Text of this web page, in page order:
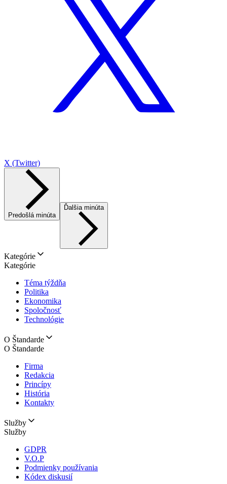
X (Twitter)
Predošlá minúta
Ďalšia minúta
Kategórie
Kategórie
Téma týždňa
Politika
Ekonomika
Spoločnosť
Technológie
O Štandarde
O Štandarde
Firma
Redakcia
Princípy
História
Kontakty
Služby
Služby
GDPR
V.O.P
Podmienky používania
Kódex diskusií